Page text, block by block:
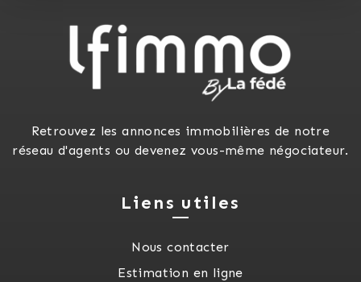
Retrouvez les annonces immobilières de notre
réseau d'agents ou devenez vous-même négociateur.
Liens utiles
Nous contacter
Estimation en ligne